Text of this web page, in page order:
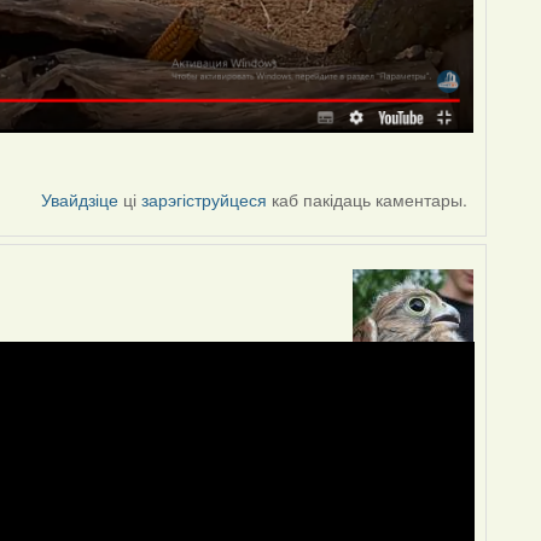
Увайдзіце цізарэгіструйцеся каб пакідаць каментары.